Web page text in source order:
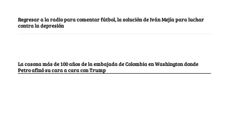
Regresar a la radio para comentar fútbol, la solución de Iván Mejía para luchar
contra la depresión
La casona más de 100 años de la embajada de Colombia en Washington donde
Petro afinó su cara a cara con Trump